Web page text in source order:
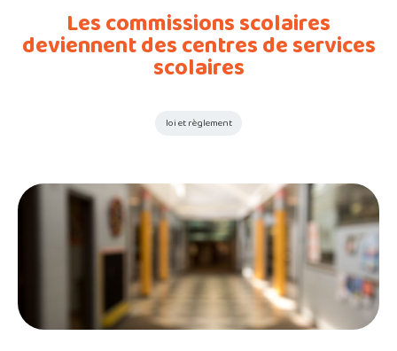
Les commissions scolaires
deviennent des centres de services
scolaires
loi et règlement